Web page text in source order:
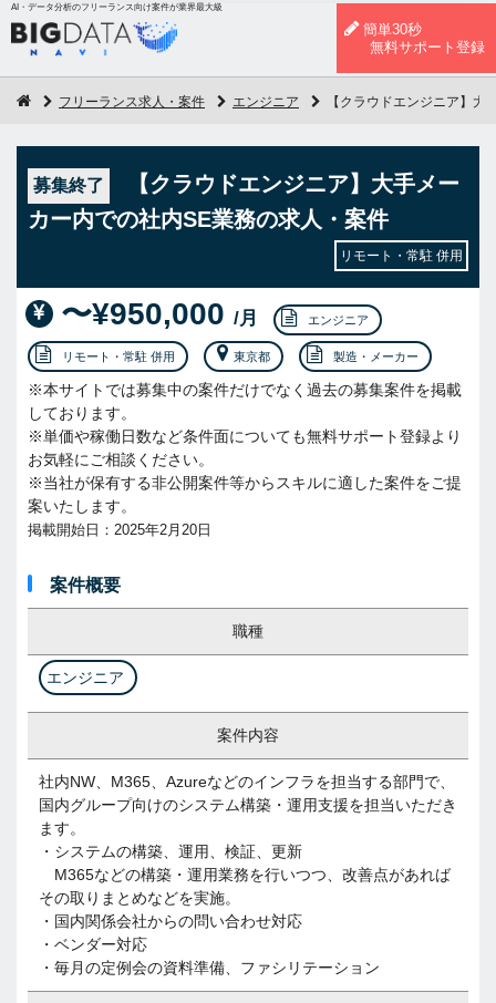
AI・データ分析のフリーランス向け案件が業界最大級
簡単30秒
無料サポート登録
フリーランス求人・案件 エンジニア 【クラウドエンジニア】
募集終了
【クラウドエンジニア】大手メー
カー内での社内SE業務の求人・案件
リモート・常駐 併用
〜¥950,000 /月 エンジニア
リモート・常駐 併用 東京都 製造・メーカー
※本サイトでは募集中の案件だけでなく過去の募集案件を掲載
しております。
※単価や稼働日数など条件面についても無料サポート登録より
お気軽にご相談ください。
※当社が保有する非公開案件等からスキルに適した案件をご提
案いたします。
掲載開始日：2025年2月20日
案件概要
職種
エンジニア
案件内容
社内NW、M365、Azureなどのインフラを担当する部門で、
国内グループ向けのシステム構築・運用支援を担当いただき
ます。
・システムの構築、運用、検証、更新
M365などの構築・運用業務を行いつつ、改善点があれば
その取りまとめなどを実施。
・国内関係会社からの問い合わせ対応
・ベンダー対応
・毎月の定例会の資料準備、ファシリテーション